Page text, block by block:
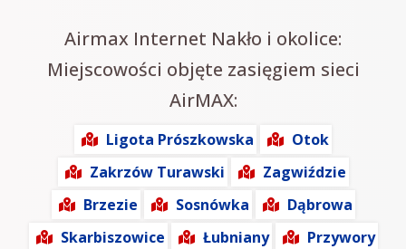
Airmax Internet Nakło i okolice:
Miejscowości objęte zasięgiem sieci
AirMAX:
Ligota Prószkowska
Otok
Zakrzów Turawski
Zagwiździe
Brzezie
Sosnówka
Dąbrowa
Skarbiszowice
Łubniany
Przywory